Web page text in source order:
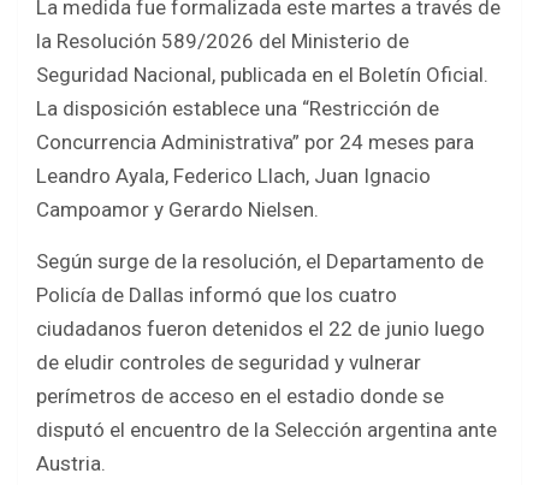
La medida fue formalizada este martes a través de
la Resolución 589/2026 del Ministerio de
Seguridad Nacional, publicada en el Boletín Oficial.
La disposición establece una “Restricción de
Concurrencia Administrativa” por 24 meses para
Leandro Ayala, Federico Llach, Juan Ignacio
Campoamor y Gerardo Nielsen.
Según surge de la resolución, el Departamento de
Policía de Dallas informó que los cuatro
ciudadanos fueron detenidos el 22 de junio luego
de eludir controles de seguridad y vulnerar
perímetros de acceso en el estadio donde se
disputó el encuentro de la Selección argentina ante
Austria.